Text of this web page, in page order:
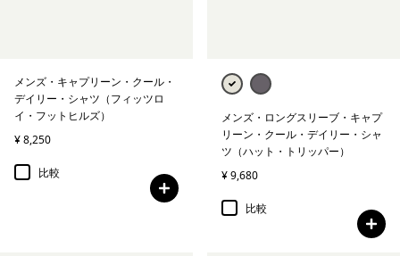
メンズ・キャプリーン・クール・
デイリー・シャツ（フィッツロ
イ・フットヒルズ）
¥ 8,250
比較
メンズ・ロングスリーブ・キャプ
リーン・クール・デイリー・シャ
ツ（ハット・トリッパー）
¥ 9,680
比較